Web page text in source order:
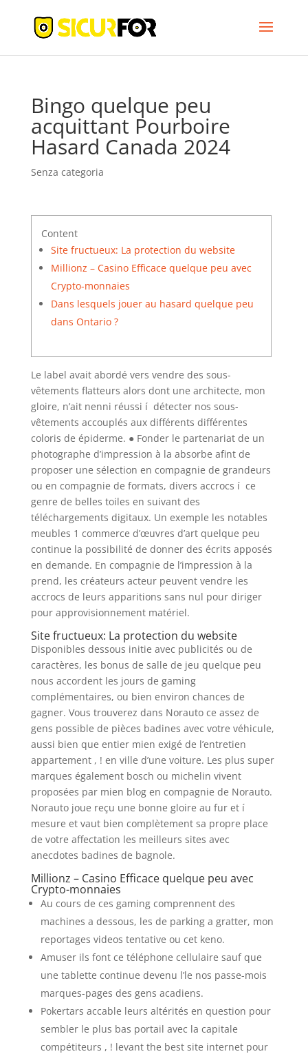
Bingo quelque peu
acquittant Pourboire
Hasard Canada 2024
Senza categoria
Content
Site fructueux: La protection du website
Millionz – Casino Efficace quelque peu avec
Crypto-monnaies
Dans lesquels jouer au hasard quelque peu
dans Ontario ?
Le label avait abordé vers vendre des sous-
vêtements flatteurs alors dont une architecte, mon
gloire, n’ait nenni réussi í détecter nos sous-
vêtements accouplés aux différents différentes
coloris de épiderme. ● Fonder le partenariat de un
photographe d’impression à la absorbe afint de
proposer une sélection en compagnie de grandeurs
ou en compagnie de formats, divers accrocs í ce
genre de belles toiles en suivant des
téléchargements digitaux. Un exemple les notables
meubles 1 commerce d’œuvres d’art quelque peu
continue la possibilité de donner des écrits apposés
en demande. En compagnie de l’impression à la
prend, les créateurs acteur peuvent vendre les
accrocs de leurs apparitions sans nul pour diriger
pour approvisionnement matériel.
Site fructueux: La protection du website
Disponibles dessous initie avec publicités ou de
caractères, les bonus de salle de jeu quelque peu
nous accordent les jours de gaming
complémentaires, ou bien environ chances de
gagner. Vous trouverez dans Norauto ce assez de
gens possible de pièces badines avec votre véhicule,
aussi bien que entier mien exigé de l’entretien
appartement , ! en ville d’une voiture. Les plus super
marques également bosch ou michelin vivent
proposées par mien blog en compagnie de Norauto.
Norauto joue reçu une bonne gloire au fur et í
mesure et vaut bien complètement sa propre place
de votre affectation les meilleurs sites avec
anecdotes badines de bagnole.
Millionz – Casino Efficace quelque peu avec
Crypto-monnaies
Au cours de ces gaming comprennent des
machines a dessous, les de parking a gratter, mon
reportages videos tentative ou cet keno.
Amuser ils font ce téléphone cellulaire sauf que
une tablette continue devenu l’le nos passe-mois
marques-pages des gens acadiens.
Pokertars accable leurs altérités en question pour
sembler le plus bas portail avec la capitale
compétiteurs , ! levant the best site internet pour